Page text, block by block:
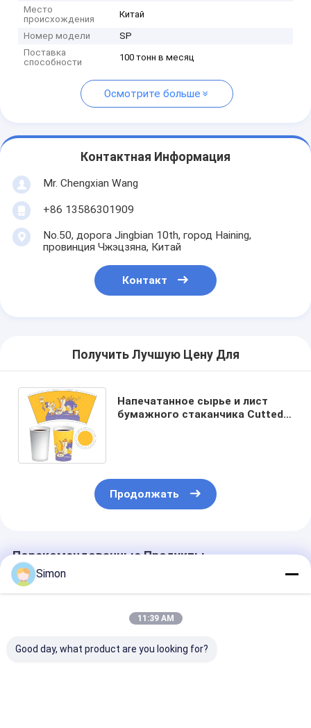
Место
происхождения
Китай
Номер модели
SP
Поставка
способности
100 тонн в месяц
Осмотрите больше
Контактная Информация
Mr. Chengxian Wang
+86 13586301909
No.50, дорога Jingbian 10th, город Haining,
провинция Чжэцзяна, Китай
Контакт
Получить Лучшую Цену Для
Напечатанное сырье и лист
бумажного стаканчика Cutted
Продолжать
Порекомендованные Продукты
Simon
11:39 AM
Good day, what product are you looking for?